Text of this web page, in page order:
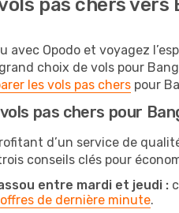
pas chers vers
avec Opodo et voyagez
choix de vols pour
les vols pas chers pour
pas chers pour
d’un service de
conseils clés pour
entre mardi et jeudi :
offres de dernière minute.